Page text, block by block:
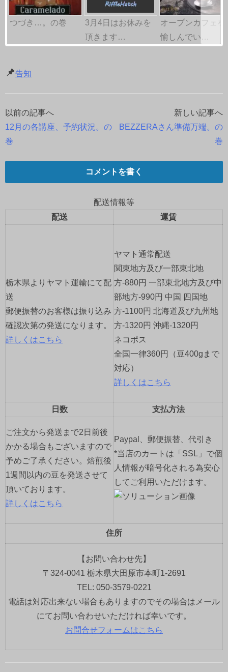
つづき…。の巻
3月4日はお休みを
頂きます…
オープンカフェを
愉しんでい…
告知
投
稿
ナ
ビ
ー
ン
以前の記事へ
12月の各講座、予約状況。の
巻
新しい記事へ
BEZZERAさん準備万端。の
巻
コメントを書く
配送情報等
配送
運賃
栃木県よりヤマト運輸にて配
送
郵便振替のお客様は振り込み
確認次第の発送になります。
詳しくはこちら
ヤマト通常配送
関東地方及び一部東北地
方-880円 一部東北地方及び中
部地方-990円 中国 四国地
方-1100円 北海道及び九州地
方-1320円 沖縄-1320円
ネコポス
全国一律360円（豆400gまで
対応）
詳しくはこちら
日数 支払方法
ご注文から発送まで2日前後
かかる場合もございますので
予めご了承ください。焙煎後
1週間以内の豆を発送させて
頂いております。
詳しくはこちら
Paypal、郵便振替、代引き
*当店のカートは「SSL」で個
人情報が暗号化される為安心
してご利用いただけます。
住所
【お問い合わせ先】
〒324-0041 栃木県大田原市本町1-2691
TEL: 050-3579-0221
電話は対応出来ない場合もありますのでその場合はメール
にてお問い合わせいただければ幸いです。
お問合せフォームはこちら